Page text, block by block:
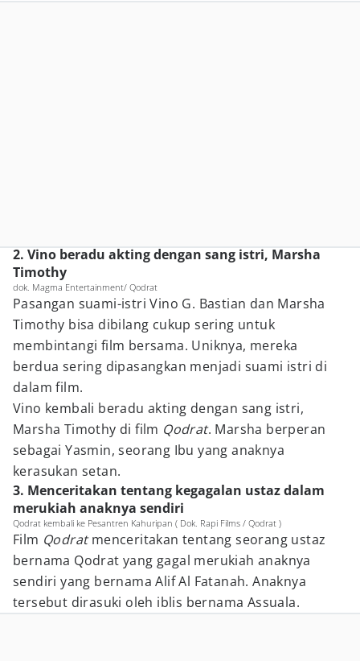
2. Vino beradu akting dengan sang istri, Marsha
Timothy
dok. Magma Entertainment/ Qodrat
Pasangan suami-istri Vino G. Bastian dan Marsha
Timothy bisa dibilang cukup sering untuk
membintangi film bersama. Uniknya, mereka
berdua sering dipasangkan menjadi suami istri di
dalam film.
Vino kembali beradu akting dengan sang istri,
Marsha Timothy di film Qodrat. Marsha berperan
sebagai Yasmin, seorang Ibu yang anaknya
kerasukan setan.
3. Menceritakan tentang kegagalan ustaz dalam
merukiah anaknya sendiri
Qodrat kembali ke Pesantren Kahuripan ( Dok. Rapi Films / Qodrat )
Film Qodratmenceritakan tentang seorang ustaz
bernama Qodrat yang gagal merukiah anaknya
sendiri yang bernama Alif Al Fatanah. Anaknya
tersebut dirasuki oleh iblis bernama Assuala.